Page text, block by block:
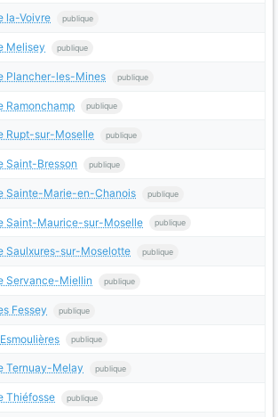
la-Voivre publique
Melisey publique
Plancher-les-Mines publique
Ramonchamp publique
Rupt-sur-Moselle publique
Saint-Bresson publique
Sainte-Marie-en-Chanois publique
Saint-Maurice-sur-Moselle publique
Saulxures-sur-Moselotte publique
Servance-Miellin publique
Fessey publique
publique
Ternuay-Melay publique
Thiéfosse publique